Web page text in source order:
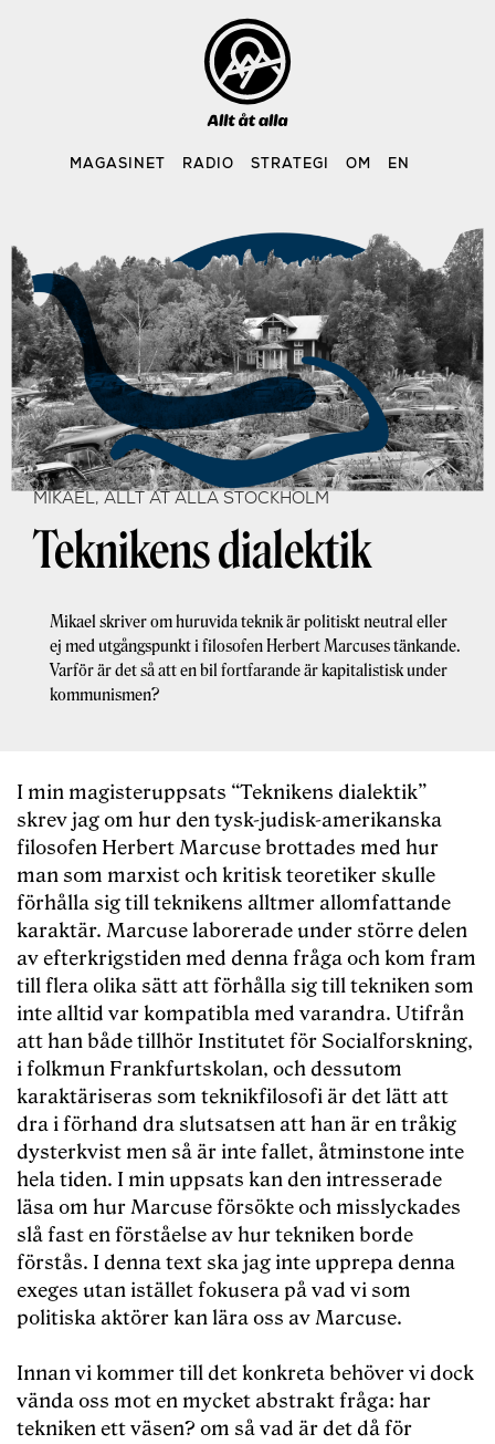
MAGASINET RADIO STRATEGI OM EN
MIKAEL, ALLT ÅT ALLA STOCKHOLM
Teknikens dialektik
Mikael skriver om huruvida teknik är politiskt neutral eller
ej med utgångspunkt i filosofen Herbert Marcuses tänkande.
Varför är det så att en bil fortfarande är kapitalistisk under
kommunismen?
I min magisteruppsats “Teknikens dialektik”
skrev jag om hur den tysk-judisk-amerikanska
filosofen Herbert Marcuse brottades med hur
man som marxist och kritisk teoretiker skulle
förhålla sig till teknikens alltmer allomfattande
karaktär. Marcuse laborerade under större delen
av efterkrigstiden med denna fråga och kom fram
till flera olika sätt att förhålla sig till tekniken som
inte alltid var kompatibla med varandra. Utifrån
att han både tillhör Institutet för Socialforskning,
i folkmun Frankfurtskolan, och dessutom
karaktäriseras som teknikfilosofi är det lätt att
dra i förhand dra slutsatsen att han är en tråkig
dysterkvist men så är inte fallet, åtminstone inte
hela tiden. I min uppsats kan den intresserade
läsa om hur Marcuse försökte och misslyckades
slå fast en förståelse av hur tekniken borde
förstås. I denna text ska jag inte upprepa denna
exeges utan istället fokusera på vad vi som
politiska aktörer kan lära oss av Marcuse.
Innan vi kommer till det konkreta behöver vi dock
vända oss mot en mycket abstrakt fråga: har
tekniken ett väsen? om så vad är det då för